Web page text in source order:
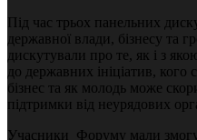
Під час трьох панельних
державної влади, бізнесу та
дискутували про те, як і з
до державних ініціатив, кого
бізнес та як молодь може
підтримки від неурядових
Учасники Форуму мали